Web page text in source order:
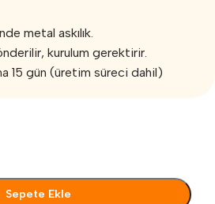
metal askılık.
kurulum gerektirir.
15 gün (üretim süreci dahil)
Sepete Ekle